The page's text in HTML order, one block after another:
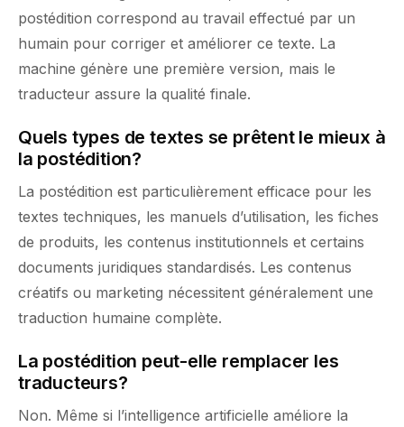
postédition correspond au travail effectué par un
humain pour corriger et améliorer ce texte. La
machine génère une première version, mais le
traducteur assure la qualité finale.
Quels types de textes se prêtent le mieux à
la postédition?
La postédition est particulièrement efficace pour les
textes techniques, les manuels d’utilisation, les fiches
de produits, les contenus institutionnels et certains
documents juridiques standardisés. Les contenus
créatifs ou marketing nécessitent généralement une
traduction humaine complète.
La postédition peut-elle remplacer les
traducteurs?
Non. Même si l’intelligence artificielle améliore la